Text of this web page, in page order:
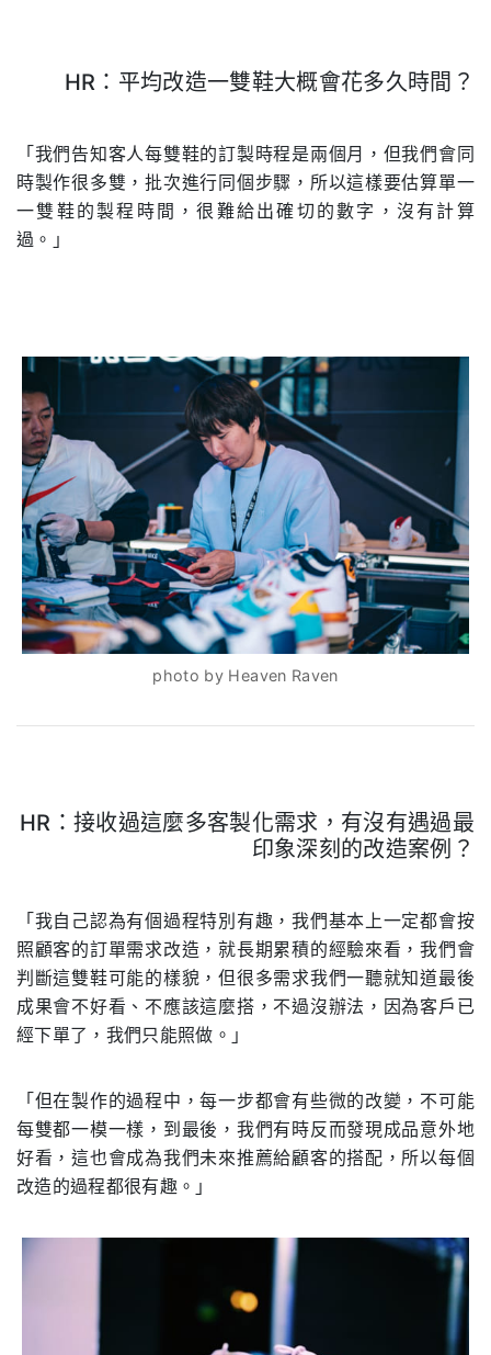
HR：平均改造一雙鞋大概會花多久時間？
「我們告知客人每雙鞋的訂製時程是兩個月，但我們會同
時製作很多雙，批次進行同個步驟，所以這樣要估算單一
一雙鞋的製程時間，很難給出確切的數字，沒有計算
過。」
photo by Heaven Raven
HR：接收過這麼多客製化需求，有沒有遇過最
印象深刻的改造案例？
「我自己認為有個過程特別有趣，我們基本上一定都會按
照顧客的訂單需求改造，就長期累積的經驗來看，我們會
判斷這雙鞋可能的樣貌，但很多需求我們一聽就知道最後
成果會不好看、不應該這麼搭，不過沒辦法，因為客戶已
經下單了，我們只能照做。」
「但在製作的過程中，每一步都會有些微的改變，不可能
每雙都一模一樣，到最後，我們有時反而發現成品意外地
好看，這也會成為我們未來推薦給顧客的搭配，所以每個
改造的過程都很有趣。」